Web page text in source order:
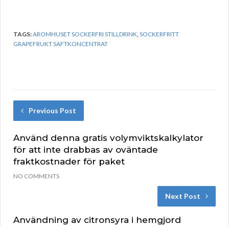
TAGS:AROMHUSET SOCKERFRI STILLDRINK,SOCKERFRITT
GRAPEFRUKT SAFTKONCENTRAT
Previous Post
Använd denna gratis volymviktskalkylator
för att inte drabbas av oväntade
fraktkostnader för paket
NO COMMENTS
Next Post
Användning av citronsyra i hemgjord